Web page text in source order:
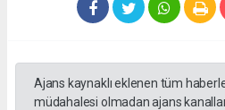
Ajans kaynaklı eklenen tüm
müdahalesi olmadan ajans